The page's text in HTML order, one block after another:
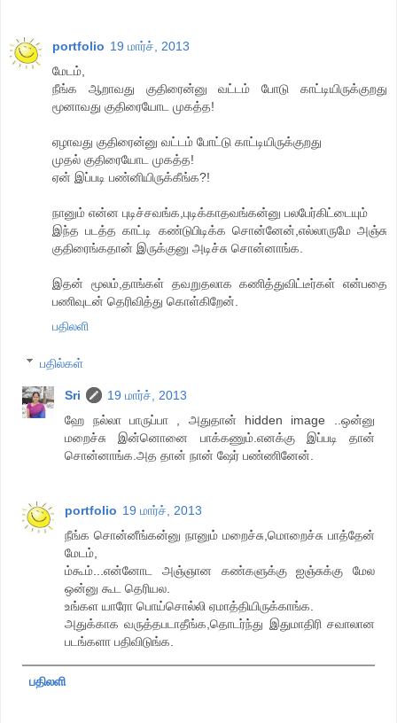
portfolio 19 மார்ச், 2013
மேடம்,
நீங்க ஆறாவது குதிரைன்னு வட்டம் போடு காட்டியிருக்குறது
மூனாவது குதிரையோட முகத்த!
ஏழாவது குதிரைன்னு வட்டம் போட்டு காட்டியிருக்குறது
முதல் குதிரையோட முகத்த!
ஏன் இப்படி பண்னியிருக்கீங்க?!
நானும் என்ன புடிச்சவங்க,புடிக்காதவங்கன்னு பலபேர்கிட்டையும்
இந்த படத்த காட்டி கண்டுபிடிக்க சொன்னேன்,எல்லாருமே அஞ்சு
குதிரைங்கதான் இருக்குனு அடிச்சு சொன்னாங்க.
இதன் மூலம்,தாங்கள் தவறுதலாக கணித்துவிட்டீர்கள் என்பதை
பணிவுடன் தெரிவித்து கொள்கிறேன்.
பதிலளி
பதில்கள்
Sri
19 மார்ச், 2013
ஹே நல்லா பாருப்பா , அதுதான் hidden image ..ஒன்னு
மறைச்சு இன்னொனை பாக்கணும்.எனக்கு இப்படி தான்
சொன்னாங்க.அத தான் நான் ஷேர் பண்ணினேன்.
portfolio 19 மார்ச், 2013
நீங்க சொன்னீங்கன்னு நானும் மறைச்சு,மொறைச்சு பாத்தேன்
மேடம்,
ம்கூம்...என்னோட அஞ்ஞான கண்களுக்கு ஐஞ்சுக்கு மேல
ஒன்னு கூட தெரியல.
உங்கள யாரோ பொய்சொல்லி ஏமாத்தியிருக்காங்க.
அதுக்காக வருத்தபடாதீங்க,தொடர்ந்து இதுமாதிரி சவாலான
படங்களா பதிவிடுங்க.
பதிலளி